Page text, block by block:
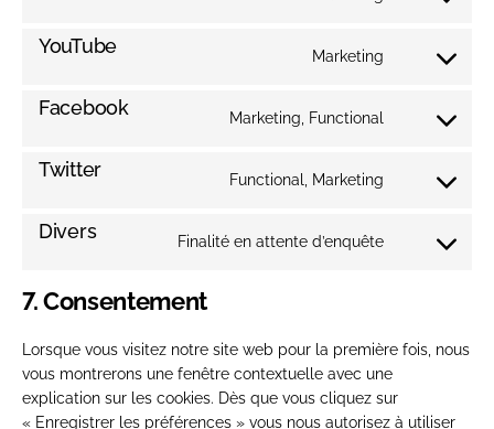
fonts
service
fonts
YouTube Marketing
Consent
service
Facebook Marketing, Functional
Consent
service
Twitter Functional, Marketing
Consent
service
Divers Finalité en attente d’enquête
Consent
7. Consentement
Lorsque vous visitez notre site web pour la première fois, nous
vous montrerons une fenêtre contextuelle avec une
explication sur les cookies. Dès que vous cliquez sur
« Enregistrer les préférences » vous nous autorisez à utiliser